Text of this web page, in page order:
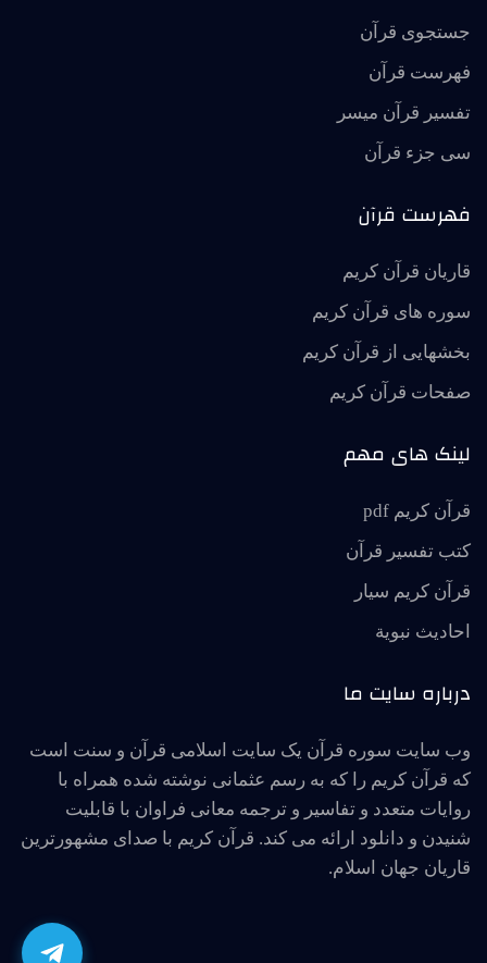
جستجوی قرآن
فهرست قرآن
تفسير قرآن ميسر
سی جزء قرآن
فهرست قرآن
قاریان قرآن کریم
سوره های قرآن کریم
بخشهایی از قرآن کریم
صفحات قرآن کریم
لینک های مهم
قرآن کریم pdf
کتب تفسیر قرآن
قرآن کریم سیار
احاديث نبوية
درباره سایت ما
وب سایت سوره قرآن یک سایت اسلامی قرآن و سنت است
که قرآن کریم را که به رسم عثمانی نوشته شده همراه با
روایات متعدد و تفاسیر و ترجمه معانی فراوان با قابلیت
شنیدن و دانلود ارائه می کند. قرآن کریم با صدای مشهورترین
قاریان جهان اسلام.